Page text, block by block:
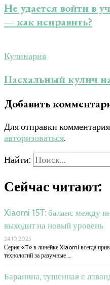
Не удается войти в
— как исправить?
Кулинария
Пасхальный кулич
Добавить
Для отправки
авторизоваться.
Найти:
Сейчас читают:
Xiaomi 15T: баланс между
выходит на новый уровень
24.10.2025
Серия «T» в линейке Xiaomi всегда
технологий за разумные …
Баранина, тушенная с